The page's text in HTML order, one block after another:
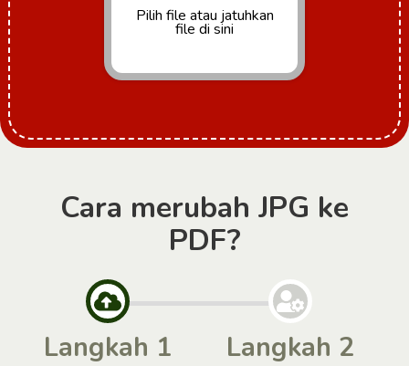
Pilih file atau jatuhkan
file di sini
Cara merubah JPG ke
PDF?
Langkah 1 Langkah 2